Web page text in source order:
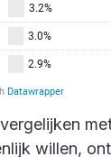
willen,